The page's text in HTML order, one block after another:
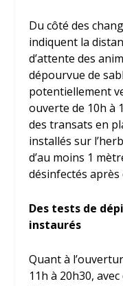
Du côté des
indiquent la
d’attente des
dépourvue de
potentiellement
ouverte de 10h à
des transats en
installés sur
d’au moins 1
désinfectés
Des tests de
instaurés
Quant à
11h à 20h30,